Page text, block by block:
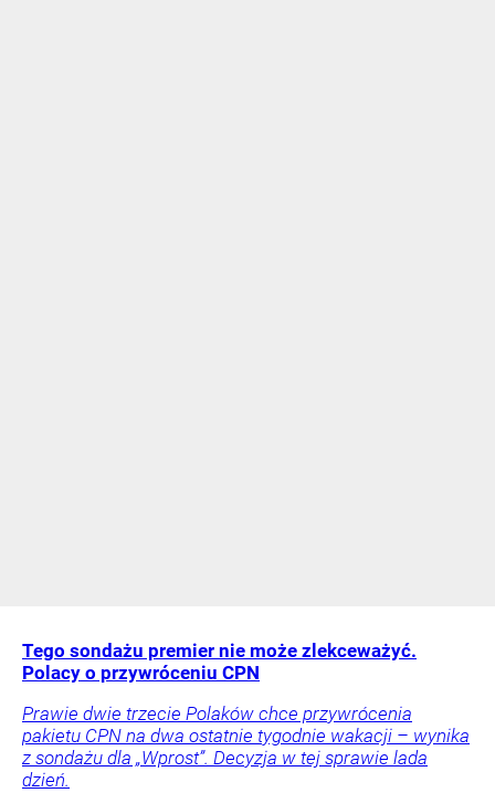
Tego sondażu premier nie może zlekceważyć.
Polacy o przywróceniu CPN
Prawie dwie trzecie Polaków chce przywrócenia
pakietu CPN na dwa ostatnie tygodnie wakacji – wynika
z sondażu dla „Wprost”. Decyzja w tej sprawie lada
dzień.